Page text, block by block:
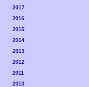
2017
2016
2015
2014
2013
2012
2011
2010